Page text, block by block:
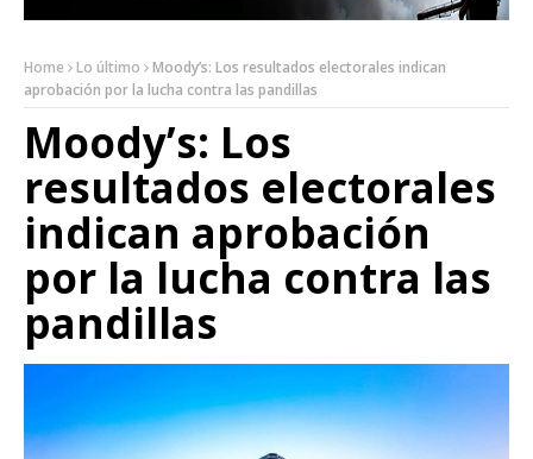
Home Lo último
Moody’s: Los resultados electorales indican
aprobación por la lucha contra las pandillas
Moody’s: Los
resultados electorales
indican aprobación
por la lucha contra las
pandillas